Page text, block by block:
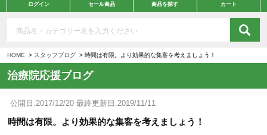
ログイン セール商品 商品を探す カート
HOME スタッフブログ 時間は有限。より効果的な集客を考えましょう！
治療院応援ブログ
公開日:2017/12/20 最終更新日:2019/11/11
時間は有限。より効果的な集客を考えましょう！